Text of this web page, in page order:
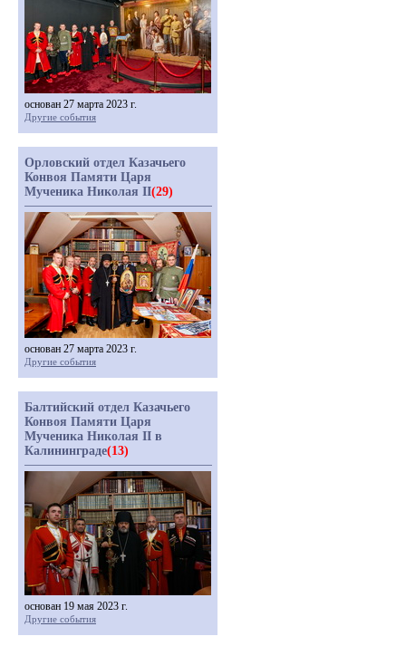
основан 27 марта 2023 г.
Другие события
Орловский отдел Казачьего
Конвоя Памяти Царя
Мученика Николая II(29)
основан 27 марта 2023 г.
Другие события
Балтийский отдел Казачьего
Конвоя Памяти Царя
Мученика Николая II в
Калининграде(13)
основан 19 мая 2023 г.
Другие события